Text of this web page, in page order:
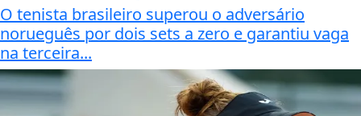
O tenista brasileiro superou o adversário
norueguês por dois sets a zero e garantiu vaga
na terceira...